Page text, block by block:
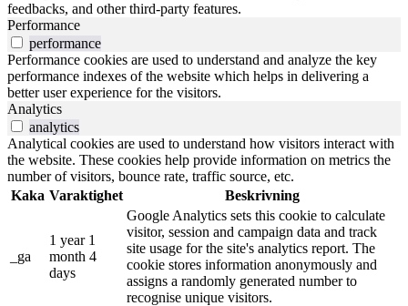
feedbacks, and other third-party features.
Performance
performance
Performance cookies are used to understand and analyze the key
performance indexes of the website which helps in delivering a
better user experience for the visitors.
Analytics
analytics
Analytical cookies are used to understand how visitors interact with
the website. These cookies help provide information on metrics the
number of visitors, bounce rate, traffic source, etc.
Kaka Varaktighet Beskrivning
_ga
1 year 1
month 4
days
Google Analytics sets this cookie to calculate
visitor, session and campaign data and track
site usage for the site's analytics report. The
cookie stores information anonymously and
assigns a randomly generated number to
recognise unique visitors.